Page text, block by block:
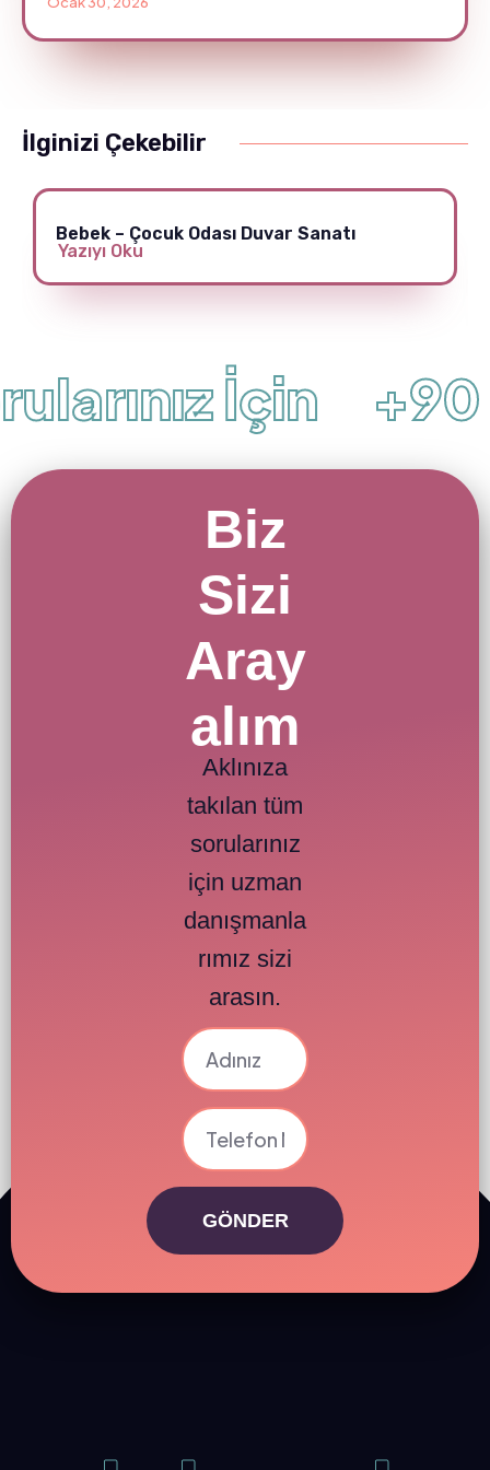
İlginizi Çekebilir
Bebek – Çocuk Odası Duvar Sanatı
Yazıyı Oku
İçin +90
Biz
Sizi
Aray
alım
Aklınıza
takılan tüm
sorularınız
için uzman
danışmanla
rımız sizi
arasın.
GÖNDER